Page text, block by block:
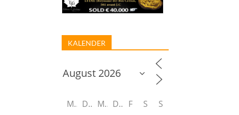
KALENDER
M D M D F S S